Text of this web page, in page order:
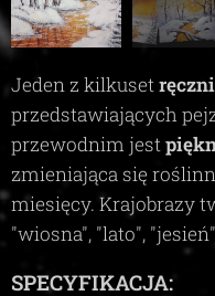
Jeden z kilkuset
przedstawiających
przewodnim jest
zmieniająca się
miesięcy. Krajobrazy
"wiosna", "lato",
SPECYFIKACJA: